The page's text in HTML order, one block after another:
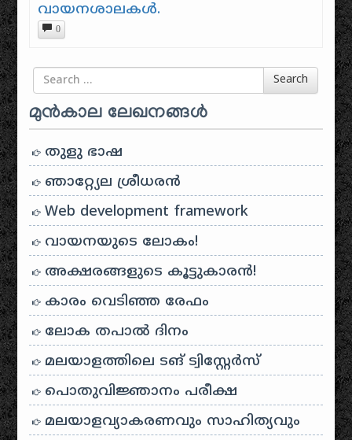
വായനശാലകൾ.
0
Search for Search
മുൻകാല ലേഖനങ്ങൾ
തുളു ഭാഷ
ഞാറ്റ്യേല ശ്രീധരൻ
Web development framework
വായനയുടെ ലോകം!
അക്ഷരങ്ങളുടെ കൂട്ടുകാരൻ!
കാരം വെടിഞ്ഞ രേഫം
ലോക തപാൽ ദിനം
മലയാളത്തിലെ ടങ് ട്വിസ്റ്റേർസ്
പൊതുവിജ്ഞാനം പരീക്ഷ
മലയാളവ്യാകരണവും സാഹിത്യവും